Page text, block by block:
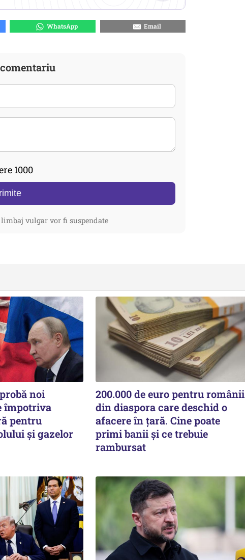
WhatsApp Email
1000
vulgar vor fi suspendate
noi
împotriva
pentru
și gazelor
200.000 de euro pentru românii
din diaspora care deschid o
afacere în țară. Cine poate
primi banii și ce trebuie
rambursat